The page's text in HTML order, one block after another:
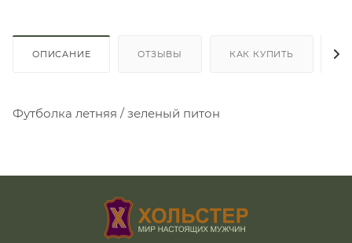
ОПИСАНИЕ ОТЗЫВЫ КАК КУПИТЬ
Футболка летняя / зеленый питон